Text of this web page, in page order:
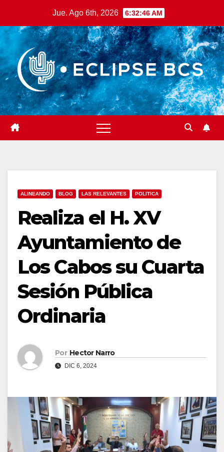
contenido
Jue. Ago 6th, 2026 6:32:48 AM
ALINEANDO BLOG LAS RELEVANTES POLITICA
Realiza el H. XV
Ayuntamiento de
Los Cabos su Cuarta
Sesión Pública
Ordinaria
Por Hector Narro
DIC 6, 2024